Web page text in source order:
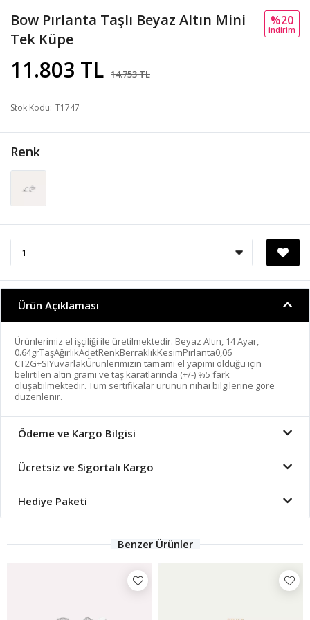
Bow Pırlanta Taşlı Beyaz Altın Mini
Tek Küpe
11.803 TL 14.753 TL
%20
i̇ndi̇ri̇m
Stok Kodu T1747
Renk
Ürün Açıklaması
Ürünlerimiz el işçiliği ile üretilmektedir. Beyaz Altın, 14 Ayar,
0.64grTaşAğırlıkAdetRenkBerraklıkKesimPırlanta0,06
CT2G+SIYuvarlakÜrünlerimizin tamamı el yapımı olduğu için
belirtilen altın gramı ve taş karatlarında (+/-) %5 fark
oluşabilmektedir. Tüm sertifikalar ürünün nihai bilgilerine göre
düzenlenir.
Ödeme ve Kargo Bilgisi
Ücretsiz ve Sigortalı Kargo
Hediye Paketi
Benzer Ürünler